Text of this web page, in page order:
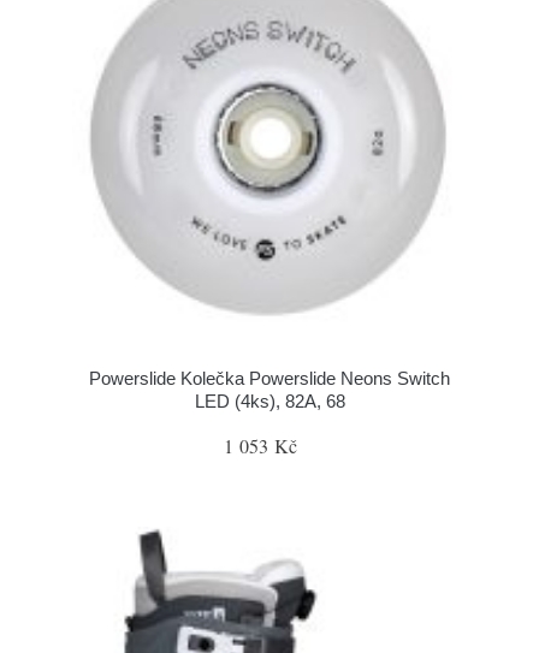
Powerslide Kolečka Powerslide Neons Switch
LED (4ks), 82A, 68
1 053 Kč